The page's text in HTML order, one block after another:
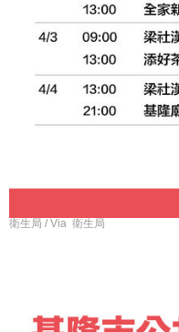
衛生局 / Via 衛生局